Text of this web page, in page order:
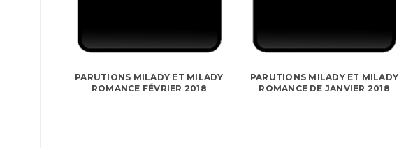
PARUTIONS MILADY ET MILADY
ROMANCE FÉVRIER 2018
PARUTIONS MILADY ET MILADY
ROMANCE DE JANVIER 2018